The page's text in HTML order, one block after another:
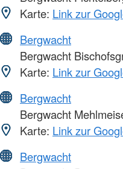
Karte: Link zur
Bergwacht
Bergwacht
Karte: Link zur
Bergwacht
Bergwacht
Karte: Link zur
Bergwacht